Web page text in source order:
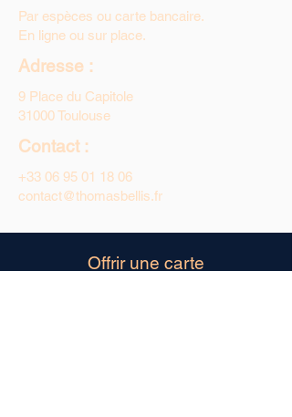
Par espèces ou carte bancaire.
En ligne ou sur place.
Adresse :
9 Place du Capitole
31000 Toulouse
Contact :
+33 06 95 01 18 06
contact@thomasbellis.fr
Offrir une carte